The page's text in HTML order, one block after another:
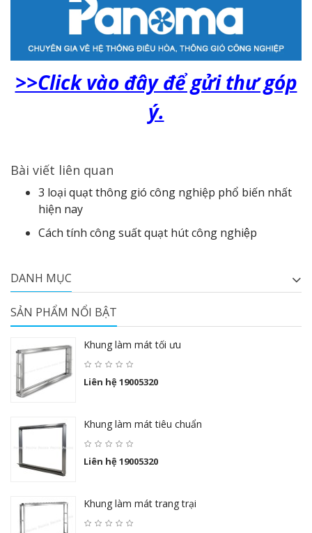
>>Click vào đây để gửi thư góp
ý.
Bài viết liên quan
3 loại quạt thông gió công nghiệp phổ biến nhất
hiện nay
Cách tính công suất quạt hút công nghiệp
DANH MỤC
SẢN PHẨM NỔI BẬT
Khung làm mát tối ưu
Liên hệ 19005320
Khung làm mát tiêu chuẩn
Liên hệ 19005320
Khung làm mát trang trại